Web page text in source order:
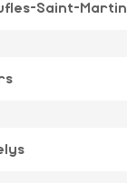
Saint-Martin